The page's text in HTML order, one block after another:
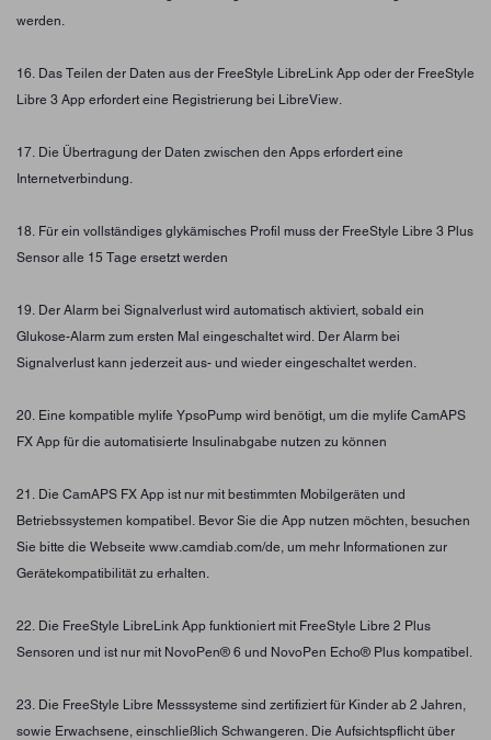
werden.
16. Das Teilen der Daten aus der FreeStyle LibreLink App oder der FreeStyle
Libre 3 App erfordert eine Registrierung bei LibreView.
17. Die Übertragung der Daten zwischen den Apps erfordert eine
Internetverbindung.
18. Für ein vollständiges glykämisches Profil muss der FreeStyle Libre 3 Plus
Sensor alle 15 Tage ersetzt werden
19. Der Alarm bei Signalverlust wird automatisch aktiviert, sobald ein
Glukose-Alarm zum ersten Mal eingeschaltet wird. Der Alarm bei
Signalverlust kann jederzeit aus- und wieder eingeschaltet werden.
20. Eine kompatible mylife YpsoPump wird benötigt, um die mylife CamAPS
FX App für die automatisierte Insulinabgabe nutzen zu können
21. Die CamAPS FX App ist nur mit bestimmten Mobilgeräten und
Betriebssystemen kompatibel. Bevor Sie die App nutzen möchten, besuchen
Sie bitte die Webseite www.camdiab.com/de, um mehr Informationen zur
Gerätekompatibilität zu erhalten.
22. Die FreeStyle LibreLink App funktioniert mit FreeStyle Libre 2 Plus
Sensoren und ist nur mit NovoPen® 6 und NovoPen Echo® Plus kompatibel.
23. Die FreeStyle Libre Messsysteme sind zertifiziert für Kinder ab 2 Jahren,
sowie Erwachsene, einschließlich Schwangeren. Die Aufsichtspflicht über